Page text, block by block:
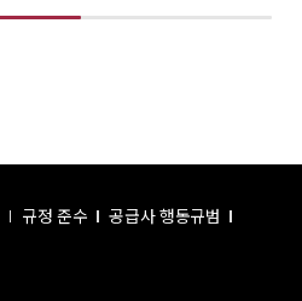
규정 준수 공급사 행동규범